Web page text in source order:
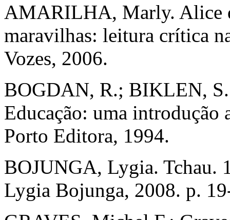
AMARILHA, Marly. Alice
maravilhas: leitura crítica
Vozes, 2006.
BOGDAN, R.; BIKLEN,
Educação: uma introdução
Porto Editora, 1994.
BOJUNGA, Lygia. Tchau.
Lygia Bojunga, 2008. p.